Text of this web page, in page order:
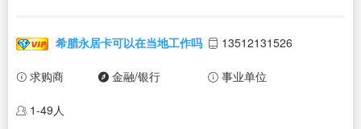
希腊永居卡可以在当地工作吗 13512131526
求购商 金融/银行 事业单位
1-49人